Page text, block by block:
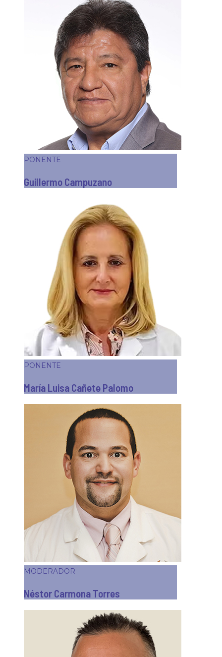
PONENTE
Guillermo Campuzano
PONENTE
María Luisa Cañete Palomo
MODERADOR
Néstor Carmona Torres